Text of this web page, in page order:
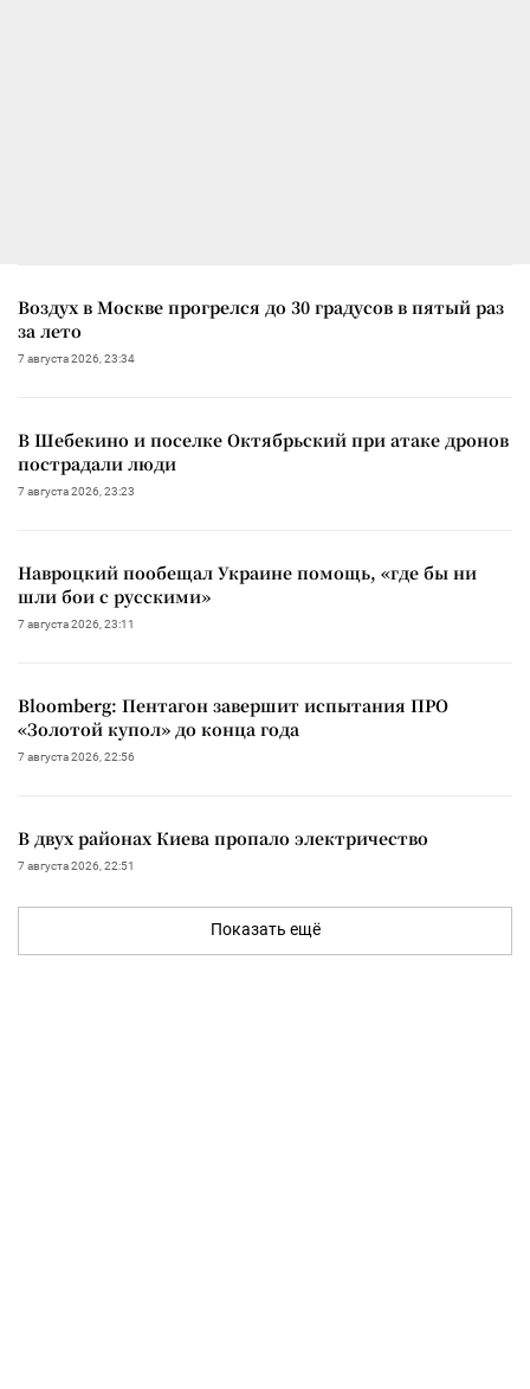
Воздух в Москве прогрелся до 30 градусов в пятый раз
за лето
7 августа 2026, 23:34
В Шебекино и поселке Октябрьский при атаке дронов
пострадали люди
7 августа 2026, 23:23
Навроцкий пообещал Украине помощь, «где бы ни
шли бои с русскими»
7 августа 2026, 23:11
Bloomberg: Пентагон завершит испытания ПРО
«Золотой купол» до конца года
7 августа 2026, 22:56
В двух районах Киева пропало электричество
7 августа 2026, 22:51
Показать ещё